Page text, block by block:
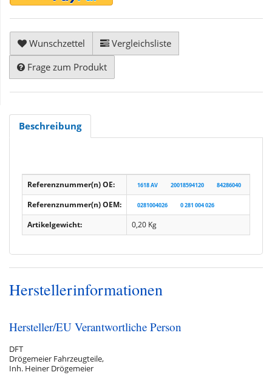
Wunschzettel
Vergleichsliste
Frage zum Produkt
Beschreibung
Referenznummer(n) OE: 1618 AV 20018594120 84286040
Referenznummer(n) OEM: 0281004026 0 281 004 026
Artikelgewicht: 0,20 Kg
Herstellerinformationen
Hersteller/EU Verantwortliche Person
DFT
Drögemeier Fahrzeugteile,
Inh. Heiner Drögemeier